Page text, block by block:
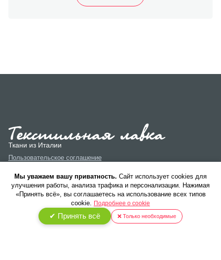
Ткани из Италии
Пользовательское соглашение
Политика конфиденциальности
Мы уважаем вашу приватность. Cайт использует cookies для
улучшения работы, анализа трафика и персонализации. Нажимая
«Принять всё», вы соглашаетесь на использование всех типов
cookie. Подробнее о cookie
✔ Принять всё ❌ Только необходимые